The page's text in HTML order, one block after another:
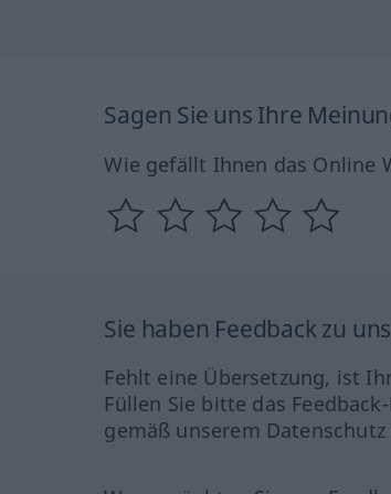
Sagen Sie uns Ihre
Wie gefällt Ihnen das Online
Sie haben Feedback zu
Fehlt eine Übersetzung, ist
Füllen Sie bitte das
gemäß unserem